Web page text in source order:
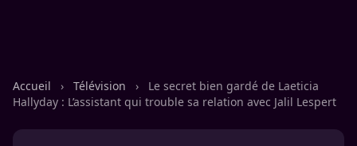
Accueil › Télévision ›
Le secret bien gardé de Laeticia
Hallyday : L’assistant qui trouble sa relation avec Jalil Lespert